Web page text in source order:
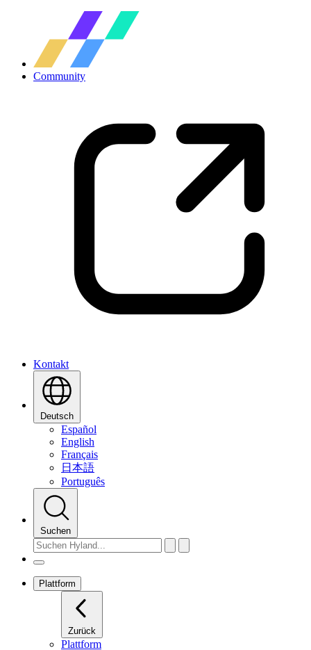
Community
Kontakt
Deutsch
Español
English
Français
日本語
Português
Suchen
Plattform
Zurück
Plattform